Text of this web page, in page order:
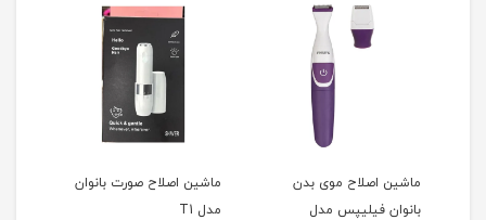
ماشین اصلاح موی بدن
بانوان فیلیپس مدل
ماشین اصلاح صورت بانوان
مدل T1